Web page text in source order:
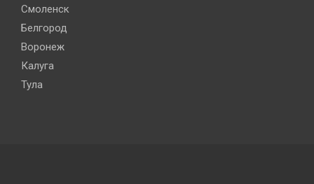
Смоленск
Белгород
Воронеж
Калуга
Тула